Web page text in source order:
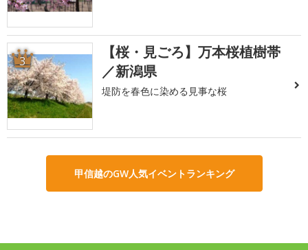
3
【桜・見ごろ】万本桜植樹帯
／新潟県
堤防を春色に染める見事な桜
甲信越のGW人気イベントランキング